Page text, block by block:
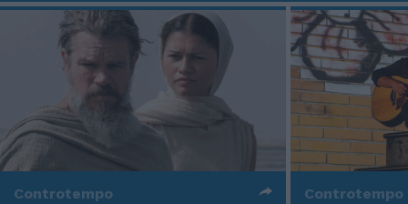
Controtempo Controtempo